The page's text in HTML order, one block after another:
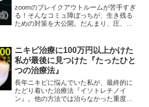
zoomのブレイクアウトルームが苦手すぎ
る！そんなコミュ障ぼっちが、生き残る
ための対策を大公開。だんまり、圧、パ
切実な願いとは？
ニキビ治療に100万円以上かけた
私が最後に見つけた『たったひと
つの治療法』
長年ニキビに悩んでいた私が、最終的に
たどり着いた治療法『イソトレチノイ
ン』。他の方法では治らなかった重度の